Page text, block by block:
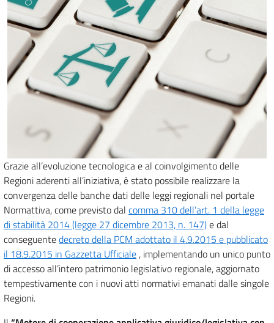
Grazie all’evoluzione tecnologica e al coinvolgimento delle
Regioni aderenti all’iniziativa, è stato possibile realizzare la
convergenza delle banche dati delle leggi regionali nel portale
Normattiva, come previsto dal comma 310 dell’art. 1 della legge
di stabilità 2014 (legge 27 dicembre 2013, n. 147)e dal
conseguentedecreto della PCM adottato il 4.9.2015 e pubblicato
il 18.9.2015 in Gazzetta Ufficiale , implementando un unico punto
di accesso all’intero patrimonio legislativo regionale, aggiornato
tempestivamente con i nuovi atti normativi emanati dalle singole
Regioni.